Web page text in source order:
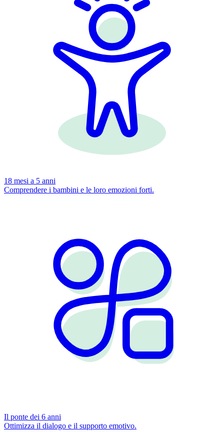
18 mesi a 5 anni
Comprendere i bambini e le loro emozioni forti.
Il ponte dei 6 anni
Ottimizza il dialogo e il supporto emotivo.